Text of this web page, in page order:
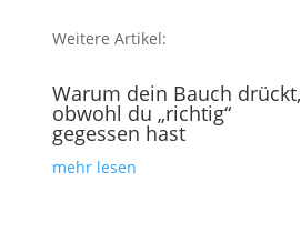
Weitere Artikel:
Warum dein Bauch drückt,
obwohl du „richtig“
gegessen hast
mehr lesen